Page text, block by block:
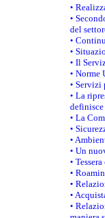
•
•
del
•
•
• Il
• Norme
• Servizi
• La
• La
•
•
• Un
•
•
•
•
•